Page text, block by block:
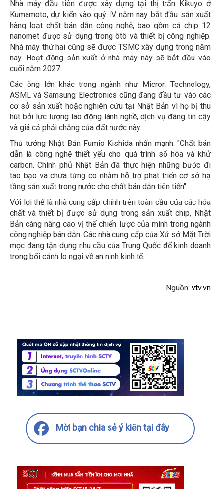
Nhà máy đầu tiên được xây dựng tại thị trấn Kikuyo ở
Kumamoto, dự kiến vào quý IV năm nay bắt đầu sản xuất
hàng loạt chất bán dẫn công nghệ, bao gồm cả chip 12
nanomet được sử dụng trong ôtô và thiết bị công nghiệp.
Nhà máy thứ hai cũng sẽ được TSMC xây dựng trong năm
nay. Hoạt động sản xuất ở nhà máy này sẽ bắt đầu vào
cuối năm 2027.
Các ông lớn khác trong ngành như Micron Technology,
ASML và Samsung Electronics cũng đang đầu tư vào các
cơ sở sản xuất hoặc nghiên cứu tại Nhật Bản vì họ bị thu
hút bởi lực lượng lao động lành nghề, dịch vụ đáng tin cậy
và giá cả phải chăng của đất nước này.
Thủ tướng Nhật Bản Fumio Kishida nhấn mạnh: "Chất bán
dẫn là công nghệ thiết yếu cho quá trình số hóa và khử
carbon. Chính phủ Nhật Bản đã thực hiện những bước đi
táo bạo và chưa từng có nhằm hỗ trợ phát triển cơ sở hạ
tầng sản xuất trong nước cho chất bán dẫn tiên tiến".
Với lợi thế là nhà cung cấp chính trên toàn cầu của các hóa
chất và thiết bị được sử dụng trong sản xuất chip, Nhật
Bản càng nâng cao vị thế chiến lược của mình trong ngành
công nghiệp bán dẫn. Các nhà cung cấp của Xứ sở Mặt Trời
mọc đang tận dụng nhu cầu của Trung Quốc để kinh doanh
trong bối cảnh lo ngại về an ninh kinh tế.
Nguồn: vtv.vn
Mời bạn chia sẻ ý kiến tại đây